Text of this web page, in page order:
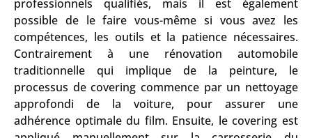
professionnels qualifiés, mais il est également
possible de le faire vous-même si vous avez les
compétences, les outils et la patience nécessaires.
Contrairement à une rénovation automobile
traditionnelle qui implique de la peinture, le
processus de covering commence par un nettoyage
approfondi de la voiture, pour assurer une
adhérence optimale du film. Ensuite, le covering est